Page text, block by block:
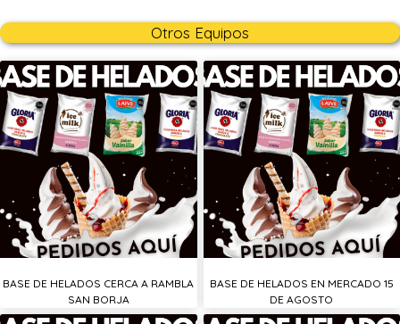
Otros Equipos
BASE DE HELADOS CERCA A RAMBLA
SAN BORJA
BASE DE HELADOS EN MERCADO 15
DE AGOSTO